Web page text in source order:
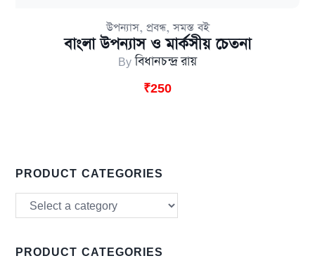
উপন্যাস, প্রবন্ধ,সমস্ত বই
বাংলা উপন্যাস ও মার্কসীয় চেতনা
Byবিধানচন্দ্র রায়
₹250
PRODUCT CATEGORIES
PRODUCT CATEGORIES